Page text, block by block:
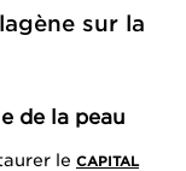
sur la
de la peau
le CAPITAL